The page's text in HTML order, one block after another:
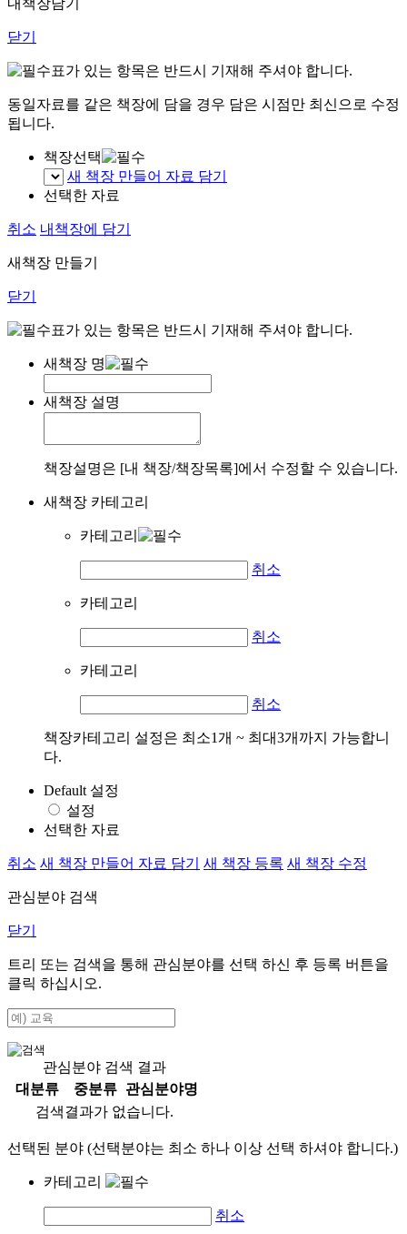
내책장담기
닫기
표가 있는 항목은 반드시 기재해 주셔야 합니다.
동일자료를 같은 책장에 담을 경우 담은 시점만 최신으로 수정
됩니다.
책장선택
새 책장 만들어 자료 담기
선택한 자료
취소 내책장에 담기
새책장 만들기
닫기
표가 있는 항목은 반드시 기재해 주셔야 합니다.
새책장 명
새책장 설명
책장설명은 [내 책장/책장목록]에서 수정할 수 있습니다.
새책장 카테고리
카테고리
취소
카테고리
취소
카테고리
취소
책장카테고리 설정은 최소1개 ~ 최대3개까지 가능합니
다.
Default 설정
설정
선택한 자료
취소 새 책장 만들어 자료 담기 새 책장 등록 새 책장 수정
관심분야 검색
닫기
트리 또는 검색을 통해 관심분야를 선택 하신 후 등록 버튼을
클릭 하십시오.
관심분야 검색 결과
대분류
중분류
관심분야명
검색결과가 없습니다.
선택된 분야 (선택분야는 최소 하나 이상 선택 하셔야 합니다.)
카테고리
취소